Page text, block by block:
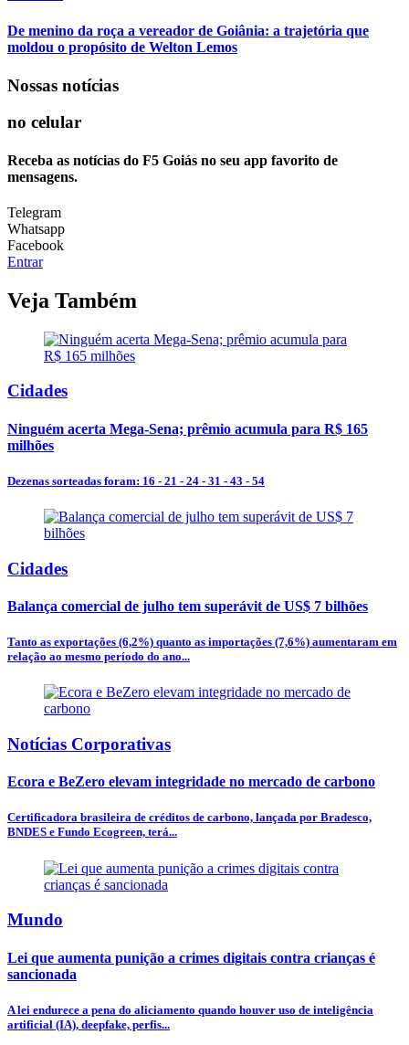
De menino da roça a vereador de Goiânia: a trajetória que
moldou o propósito de Welton Lemos
Nossas notícias
no celular
Receba as notícias do F5 Goiás no seu app favorito de
mensagens.
Telegram
Whatsapp
Facebook
Entrar
Veja Também
Cidades
Ninguém acerta Mega-Sena; prêmio acumula para R$ 165
milhões
Dezenas sorteadas foram: 16 - 21 - 24 - 31 - 43 - 54
Cidades
Balança comercial de julho tem superávit de US$ 7 bilhões
Tanto as exportações (6,2%) quanto as importações (7,6%) aumentaram em
relação ao mesmo período do ano...
Notícias Corporativas
Ecora e BeZero elevam integridade no mercado de carbono
Certificadora brasileira de créditos de carbono, lançada por Bradesco,
BNDES e Fundo Ecogreen, terá...
Mundo
Lei que aumenta punição a crimes digitais contra crianças é
sancionada
A lei endurece a pena do aliciamento quando houver uso de inteligência
artificial (IA), deepfake, perfis...